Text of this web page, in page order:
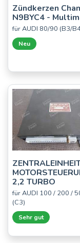
Zündkerzen
N9BYC4 -
für AUDI 80/90 (B3/
Neu
2,2 TURBO
für AUDI 100 / 200 /
(C3)
Sehr gut